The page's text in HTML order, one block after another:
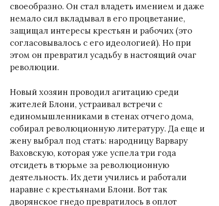
своеобразно. Он стал владеть имением и даже
немало сил вкладывал в его процветание,
защищал интересы крестьян и рабочих (это
согласовывалось с его идеологией). Но при
этом он превратил усадьбу в настоящий очаг
революции.
Новый хозяин проводил агитацию среди
жителей Блони, устраивал встречи с
единомышленниками в стенах отчего дома,
собирал революционную литературу. Да еще и
жену выбрал под стать: народницу Варвару
Ваховскую, которая уже успела три года
отсидеть в тюрьме за революционную
деятельность. Их дети учились и работали
наравне с крестьянами Блони. Вот так
дворянское гнедо превратилось в оплот